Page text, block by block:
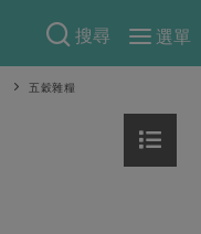
搜尋
選單
五穀雜糧